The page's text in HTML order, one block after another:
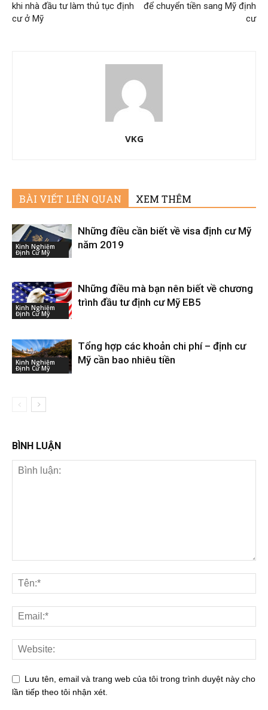
khi nhà đầu tư làm thủ tục định
cư ở Mỹ
để chuyển tiền sang Mỹ định
cư
VKG
BÀI VIẾT LIÊN QUAN XEM THÊM
Kinh Nghiệm
Định Cư Mỹ
Những điều cần biết về visa định cư Mỹ
năm 2019
Kinh Nghiệm
Định Cư Mỹ
Những điều mà bạn nên biết về chương
trình đầu tư định cư Mỹ EB5
Kinh Nghiệm
Định Cư Mỹ
Tổng hợp các khoản chi phí – định cư
Mỹ cần bao nhiêu tiền
BÌNH LUẬN
Lưu tên, email và trang web của tôi trong trình duyệt này cho
lần tiếp theo tôi nhận xét.